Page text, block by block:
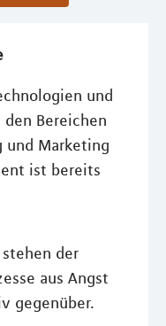
und
Bereichen
und Marketing
ist bereits
der
aus Angst
gegenüber.